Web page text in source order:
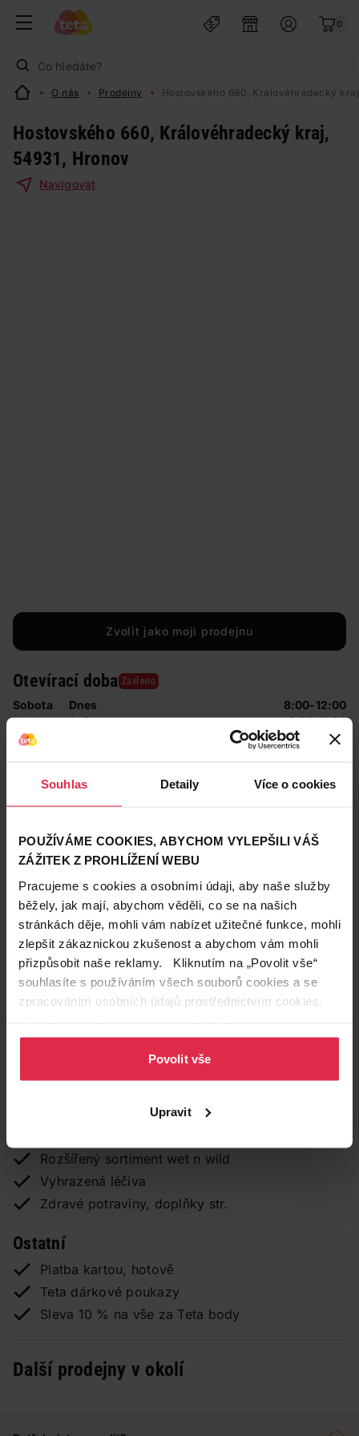
Souhlas Detaily Více o cookies
POUŽÍVÁME COOKIES, ABYCHOM VYLEPŠILI VÁŠ
ZÁŽITEK Z PROHLÍŽENÍ WEBU
Pracujeme s cookies a osobními údaji, aby naše služby
běžely, jak mají, abychom věděli, co se na našich
stránkách děje, mohli vám nabízet užitečné funkce, mohli
zlepšit zákaznickou zkušenost a abychom vám mohli
přizpůsobit naše reklamy. Kliknutím na „Povolit vše“
souhlasíte s používáním všech souborů cookies a se
zpracováním osobních údajů prostřednictvím cookies.
osobních údajů.
Povolit vše
Upravit
0
O nás Prodejny Hostovského 660, Královéhradecký
Hostovského 660, Královéhradecký kraj,
54931, Hronov
Navigovat
Zvolit jako moji prodejnu
Otevírací doba Zavřeno
Sobota Dnes
8:00-12:00
Neděle
9. 8.
8:00-11:00
Pondělí
8:00-18:00
8:00-18:00
Čtvrtek
13. 8.
8:00-18:00
Neděle
16. 8.
8:00-11:00
Pondělí
17. 8. 8:00-18:00
Prodávající
Teta drogerie a lékárny ČR s.r.o.
Kontakty
771 262 811
2811@drogerieteta.cz
Služby na prodejně
Výdejní místo pro TETA E-shop
Rozšířený sortiment wet n wild
Vyhrazená léčiva
Zdravé potraviny, doplňky str.
Ostatní
Platba kartou, hotově
Teta dárkové poukazy
Sleva 10 % na vše za Teta body
Další prodejny v okolí